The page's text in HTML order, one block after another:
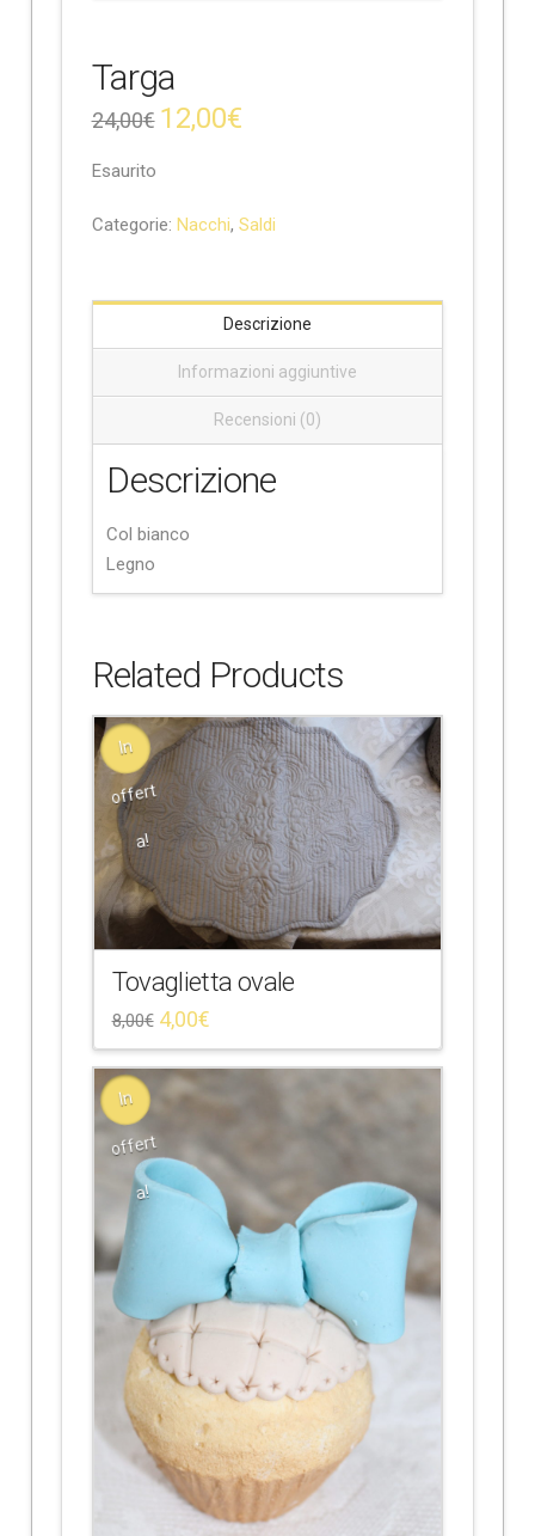
eTarga
24,00€ 12,00€
Esaurito
Categorie: Nacchi, Saldi
Descrizione
Informazioni aggiuntive
Recensioni (0)
Descrizione
Col bianco
Legno
Related Products
In
offert
a!
Tovaglietta ovale
8,00€ 4,00€
In
offert
a!